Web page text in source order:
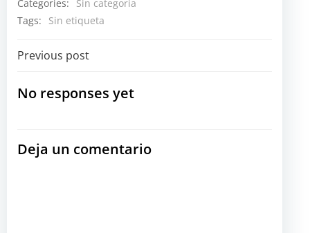
Categories:
Sin categoría
Tags:
Sin etiqueta
Navegación
por
entradas
Previous post
No responses yet
Deja un comentario